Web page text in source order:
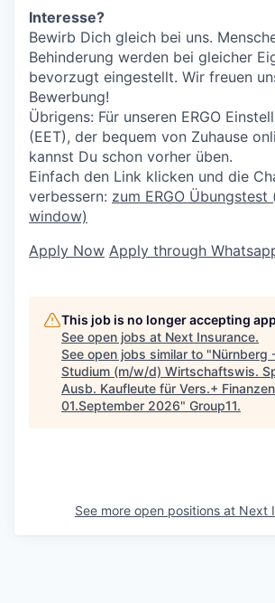
Interesse?
Bewirb Dich gleich bei uns.
Behinderung werden bei gleicher
bevorzugt eingestellt. Wir freuen
Bewerbung!
Übrigens: Für unseren ERGO
(EET), der bequem von Zuhause
kannst Du schon vorher üben.
Einfach den Link klicken und die
verbessern: zum ERGO Übungstest
window)
Apply Now Apply through
This job is no longer accepting
See open jobs at Next Insurance.
See open jobs similar to "Nürnberg
Studium (m/w/d) Wirtschaftswis.
Ausb. Kaufleute für Vers.+
01.September 2026" Group11.
See more open positions at Next